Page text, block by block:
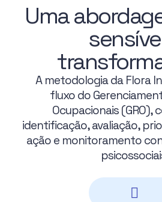
Uma
A metodologia da Flora
fluxo do
Ocupacionais (GRO),
identificação, avaliação,
ação e monitoramento